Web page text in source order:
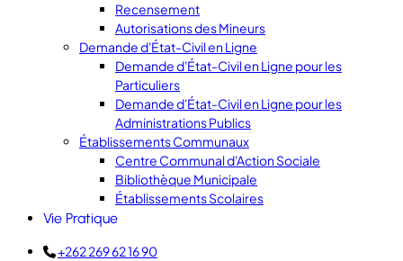
Recensement
Autorisations des Mineurs
Demande d'État-Civil en Ligne
Demande d'État-Civil en Ligne pour les
Particuliers
Demande d'État-Civil en Ligne pour les
Administrations Publics
Établissements Communaux
Centre Communal d'Action Sociale
Bibliothèque Municipale
Établissements Scolaires
Vie Pratique
+262 269 62 16 90